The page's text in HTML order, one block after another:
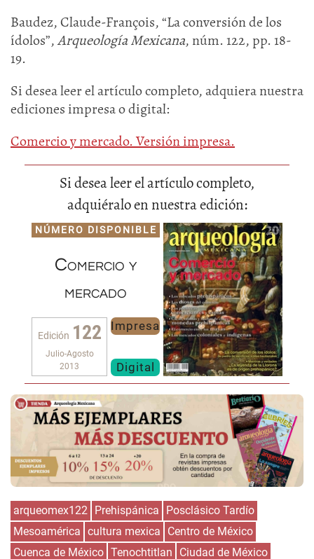
Baudez, Claude-François, “La conversión de los
ídolos”,Arqueología Mexicana, núm. 122, pp. 18-
19.
Si desea leer el artículo completo, adquiera nuestra
ediciones impresa o digital:
Comercio y mercado. Versión impresa.
Si desea leer el artículo completo,
adquiéralo en nuestra edición:
NÚMERO DISPONIBLE
Comercio y
mercado
Edición 122
Julio-Agosto
2013
Impresa
Digital
arqueomex122 Prehispánica
Posclásico Tardío
Mesoamérica cultura mexica
Centro de México
Cuenca de México Tenochtitlan Ciudad de México